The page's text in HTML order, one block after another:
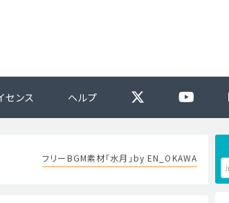
センス ヘルプ
フリーBGM素材「水月」by EN_OKAWA